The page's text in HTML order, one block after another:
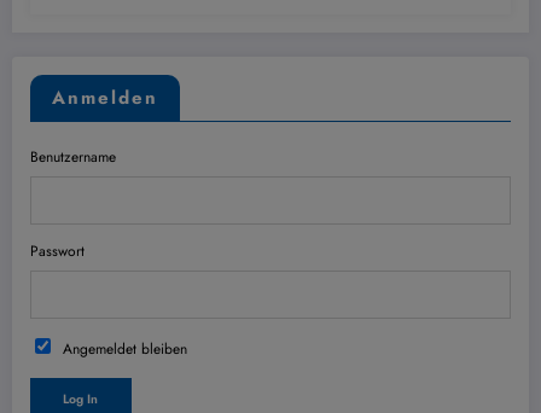
Anmelden
Benutzername
Passwort
Angemeldet bleiben